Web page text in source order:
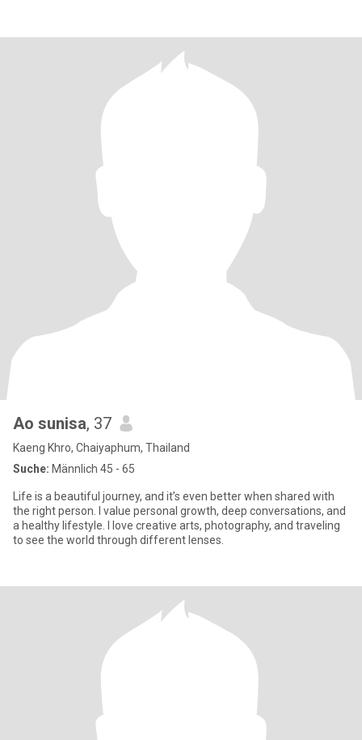
Ao sunisa, 37
Kaeng Khro, Chaiyaphum, Thailand
Suche: Männlich 45 - 65
Life is a beautiful journey, and it’s even better when shared with
the right person. I value personal growth, deep conversations, and
a healthy lifestyle. I love creative arts, photography, and traveling
to see the world through different lenses.